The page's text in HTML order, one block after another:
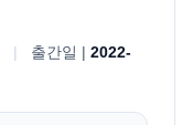
| 출간일 | 2022-